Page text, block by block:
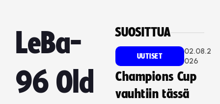
LeBa-
96 Old
SUOSITTUA
UUTISET
02.08.2
026
Champions Cup
vauhtiin tässä